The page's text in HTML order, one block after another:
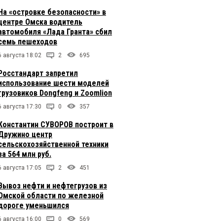
«островке безопасности» в
Омска водитель
«Лада Гранта» сбил
пешеходов
августа 18:02 2 695
запретил
шести моделей
Dongfeng и Zoomlion
августа 17:30 0 357
СУВОРОВ построит в
центр
техники
564 млн руб.
августа 17:05 2 451
нефти и нефтегрузов из
области по железной
уменьшился
августа 16:00 0 569